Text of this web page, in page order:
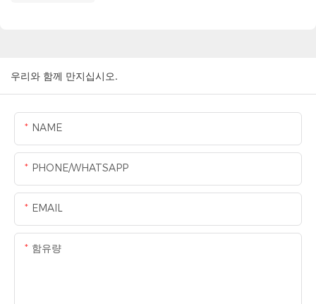
우리와 함께 만지십시오.
NAME
PHONE/WHATSAPP
EMAIL
함유량